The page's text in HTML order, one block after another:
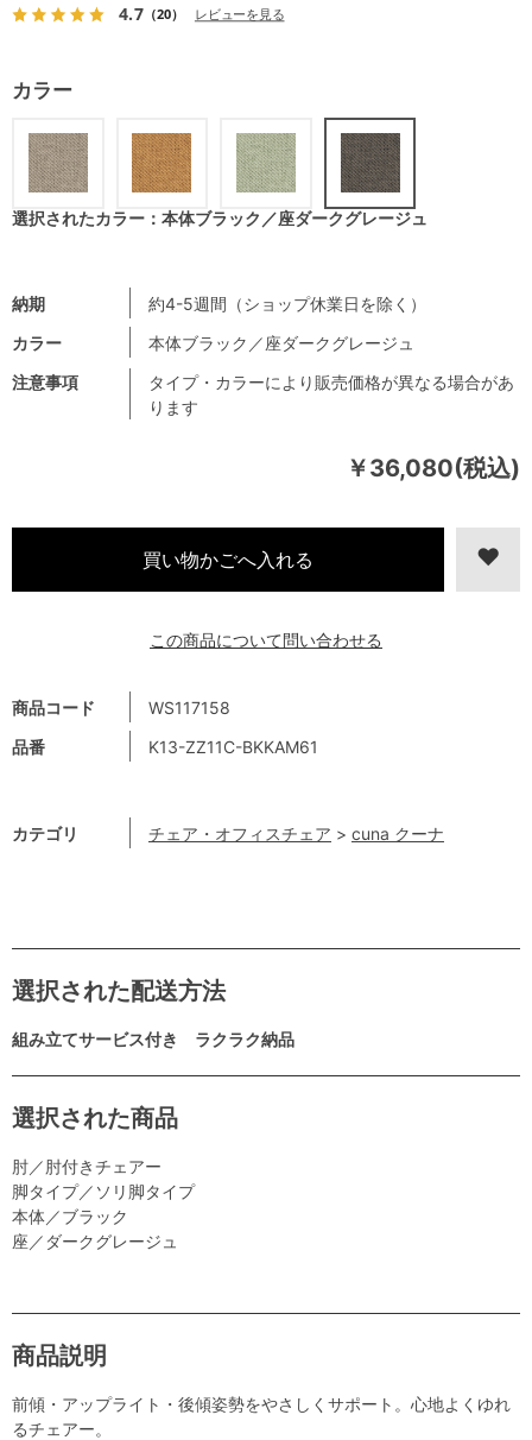
4.7（20） レビューを見る
￥36,080(税込)
商品コード
WS117158
品番
K13-ZZ11C-BKKAM61
カテゴリ チェア・オフィスチェア > cuna クーナ
注意事項
タイプ・カラーにより販売価格が異なる場合があ
ります
納期
約4-5週間（ショップ休業日を除く）
カラー
本体ブラック／座ダークグレージュ
カラー
選択されたカラー：本体ブラック／座ダークグレージュ
この商品について問い合わせる
選択された配送方法
組み立てサービス付き ラクラク納品
選択された商品
肘／肘付きチェアー
脚タイプ／ソリ脚タイプ
本体／ブラック
座／ダークグレージュ
商品説明
前傾・アップライト・後傾姿勢をやさしくサポート。心地よくゆれ
るチェアー。